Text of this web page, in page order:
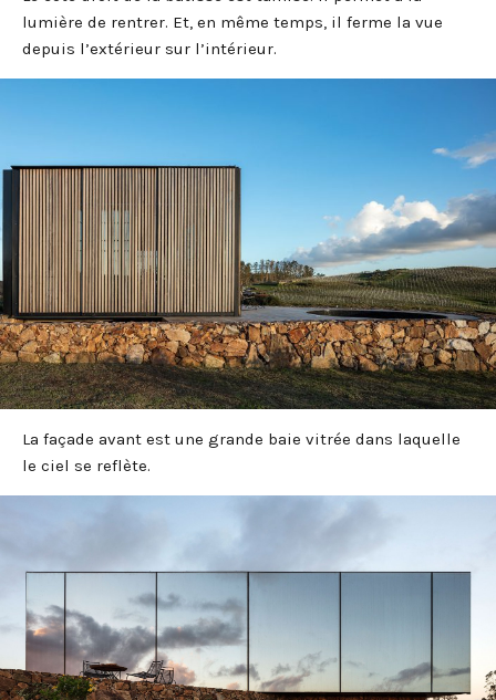
lumière de rentrer. Et, en même temps, il ferme la vue
depuis l’extérieur sur l’intérieur.
La façade avant est une grande baie vitrée dans laquelle
le ciel se reflète.